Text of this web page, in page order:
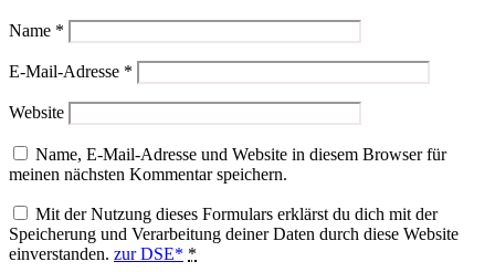
Name *
E-Mail-Adresse *
Website
Name, E-Mail-Adresse und Website in diesem Browser für
meinen nächsten Kommentar speichern.
Mit der Nutzung dieses Formulars erklärst du dich mit der
Speicherung und Verarbeitung deiner Daten durch diese Website
einverstanden. zur DSE* *